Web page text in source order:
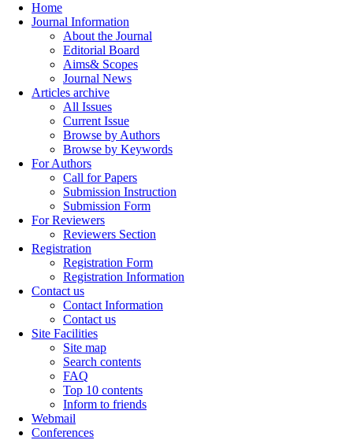
Home
Journal Information
About the Journal
Editorial Board
Aims& Scopes
Journal News
Articles archive
All Issues
Current Issue
Browse by Authors
Browse by Keywords
For Authors
Call for Papers
Submission Instruction
Submission Form
For Reviewers
Reviewers Section
Registration
Registration Form
Registration Information
Contact us
Contact Information
Contact us
Site Facilities
Site map
Search contents
FAQ
Top 10 contents
Inform to friends
Webmail
Conferences